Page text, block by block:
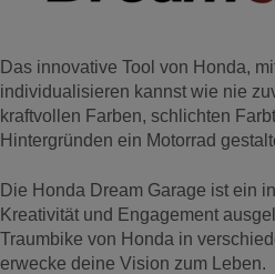
Das innovative Tool von Honda,
individualisieren kannst wie nie
kraftvollen Farben, schlichten
Hintergründen ein Motorrad
Die Honda Dream Garage ist ein
Kreativität und Engagement
Traumbike von Honda in
erwecke deine Vision zum Leben.